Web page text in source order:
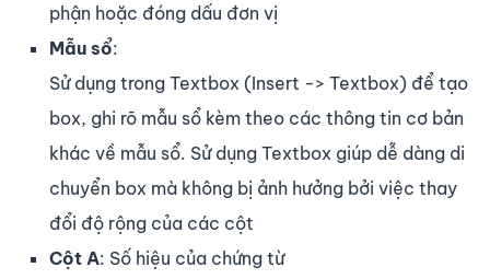
phận hoặc đóng dấu đơn vị
Mẫu sổ:
Sử dụng trong Textbox (Insert -> Textbox) để tạo
box, ghi rõ mẫu sổ kèm theo các thông tin cơ bản
khác về mẫu sổ. Sử dụng Textbox giúp dễ dàng di
chuyển box mà không bị ảnh hưởng bởi việc thay
đổi độ rộng của các cột
Cột A: Số hiệu của chứng từ